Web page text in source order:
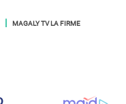
MAGALY TV LA FIRME